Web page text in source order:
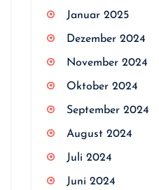
Januar 2025
Dezember 2024
November 2024
Oktober 2024
September 2024
August 2024
Juli 2024
Juni 2024